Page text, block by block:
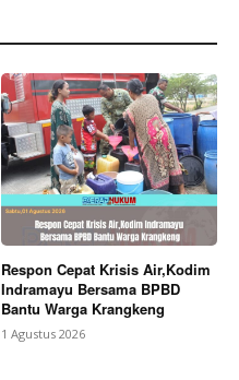
Respon Cepat Krisis Air,Kodim
Indramayu Bersama BPBD
Bantu Warga Krangkeng
1 Agustus 2026